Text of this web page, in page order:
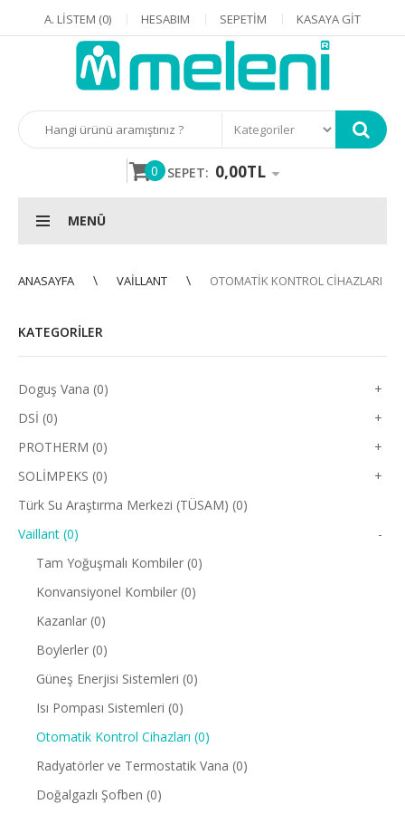
A. LISTEM (0) HESABIM SEPETIM KASAYA GIT
0 SEPET: 0,00TL
MENÜ
ANASAYFA VAILLANT OTOMATIK KONTROL CIHAZLARI
KATEGORILER
Doguş Vana (0)
+
DSİ (0)
+
PROTHERM (0)
+
SOLİMPEKS (0)
+
Türk Su Araştırma Merkezi (TÜSAM) (0)
Vaillant (0)
-
Tam Yoğuşmalı Kombiler (0)
Konvansiyonel Kombiler (0)
Kazanlar (0)
Boylerler (0)
Güneş Enerjisi Sistemleri (0)
Isı Pompası Sistemleri (0)
Otomatik Kontrol Cihazları (0)
Radyatörler ve Termostatik Vana (0)
Doğalgazlı Şofben (0)